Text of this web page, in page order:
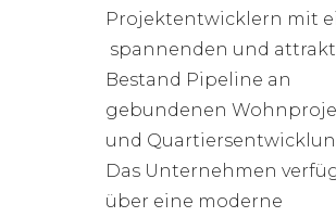
Projektentwicklern mit
spannenden und
Bestand Pipeline an
gebundenen
und
Das Unternehmen
über eine moderne